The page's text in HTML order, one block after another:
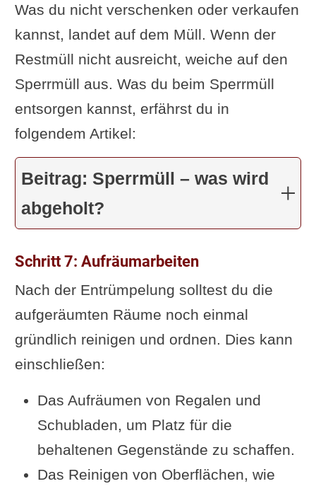
Was du nicht verschenken oder verkaufen
kannst, landet auf dem Müll. Wenn der
Restmüll nicht ausreicht, weiche auf den
Sperrmüll aus. Was du beim Sperrmüll
entsorgen kannst, erfährst du in
folgendem Artikel:
Beitrag: Sperrmüll – was wird
abgeholt?
Schritt 7: Aufräumarbeiten
Nach der Entrümpelung solltest du die
aufgeräumten Räume noch einmal
gründlich reinigen und ordnen. Dies kann
einschließen:
Das Aufräumen von Regalen und
Schubladen, um Platz für die
behaltenen Gegenstände zu schaffen.
Das Reinigen von Oberflächen, wie